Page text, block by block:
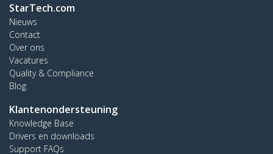
StarTech.com
Nieuws
Contact
Over ons
Vacatures
Quality & Compliance
Blog
Klantenondersteuning
Knowledge Base
Drivers en downloads
Support FAQs